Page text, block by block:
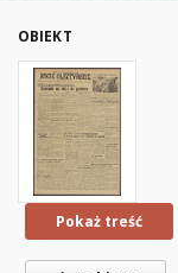
OBIEKT
Pokaż treść